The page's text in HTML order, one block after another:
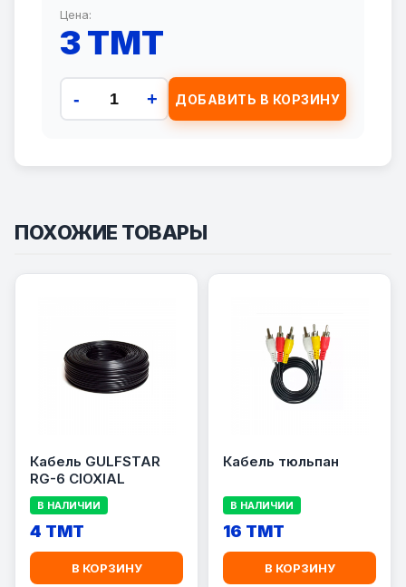
Цена:
3 TMT
- + ДОБАВИТЬ В КОРЗИНУ
ПОХОЖИЕ ТОВАРЫ
Кабель GULFSTAR
RG-6 CIOXIAL
В НАЛИЧИИ
4 TMT
В КОРЗИНУ
Кабель тюльпан
В НАЛИЧИИ
16 TMT
В КОРЗИНУ